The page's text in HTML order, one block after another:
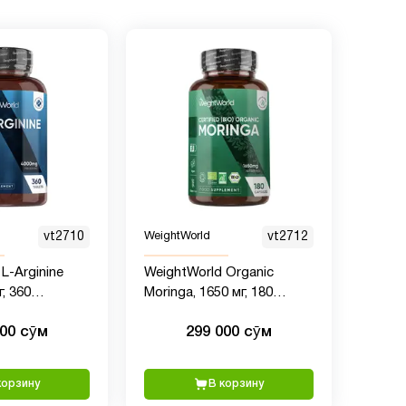
vt2710
Arginine
360
сӯм
WeightWorld vt2712
WeightWorld Organic
Moringa, 1650 мг, 180
299 000 сӯм
В корзину